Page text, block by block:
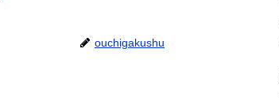
ouchigakushu